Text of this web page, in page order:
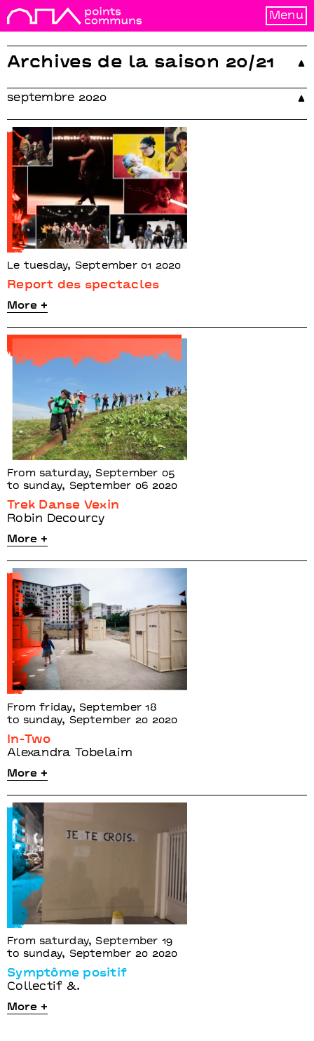
Menu
Murs
saison
En famille
Archives de la saison 20/21
septembre 2020
Le tuesday, September 01 2020
Report des spectacles
More +
From saturday, September 05
to sunday, September 06 2020
Trek Danse Vexin
Robin Decourcy
More +
From friday, September 18
to sunday, September 20 2020
In-Two
Alexandra Tobelaim
More +
From saturday, September 19
to sunday, September 20 2020
Symptôme positif
Collectif &.
More +